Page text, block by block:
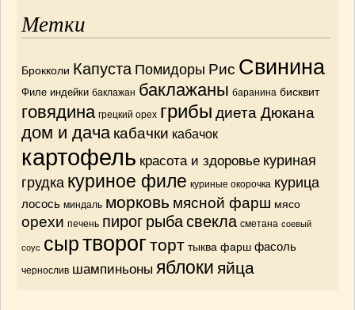
Метки
Брокколи Капуста Помидоры Рис Свинина
Филе индейки баклажан баклажаны баранина бисквит
говядина грецкий орех грибы диета Дюкана
дом и дача кабачки кабачок
картофель красота и здоровье куриная
грудка куриное филе куриные окорочка курица
лосось миндаль морковь мясной фарш мясо
орехи печень пирог рыба свекла сметана соевый
соус сыртворог торт тыква фарш фасоль
чернослив шампиньоны яблоки яйца